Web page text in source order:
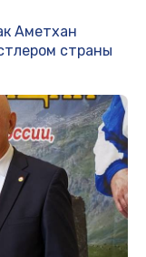
Аметхан
страны